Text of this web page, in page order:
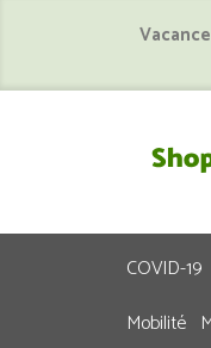
COVID-19
Mobilité